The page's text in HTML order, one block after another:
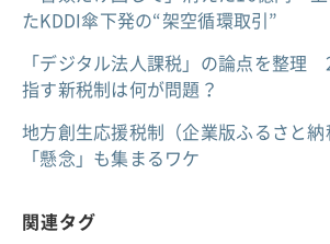
たKDDI傘下発の“架空循環取引”
「デジタル法人課税」の論点を整理
指す新税制は何が問題？
地方創生応援税制（企業版ふるさと
「懸念」も集まるワケ
関連タグ